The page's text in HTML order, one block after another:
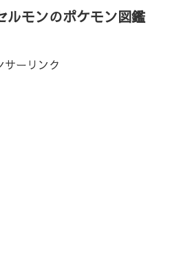
ルモンのポケモン図鑑
サーリンク